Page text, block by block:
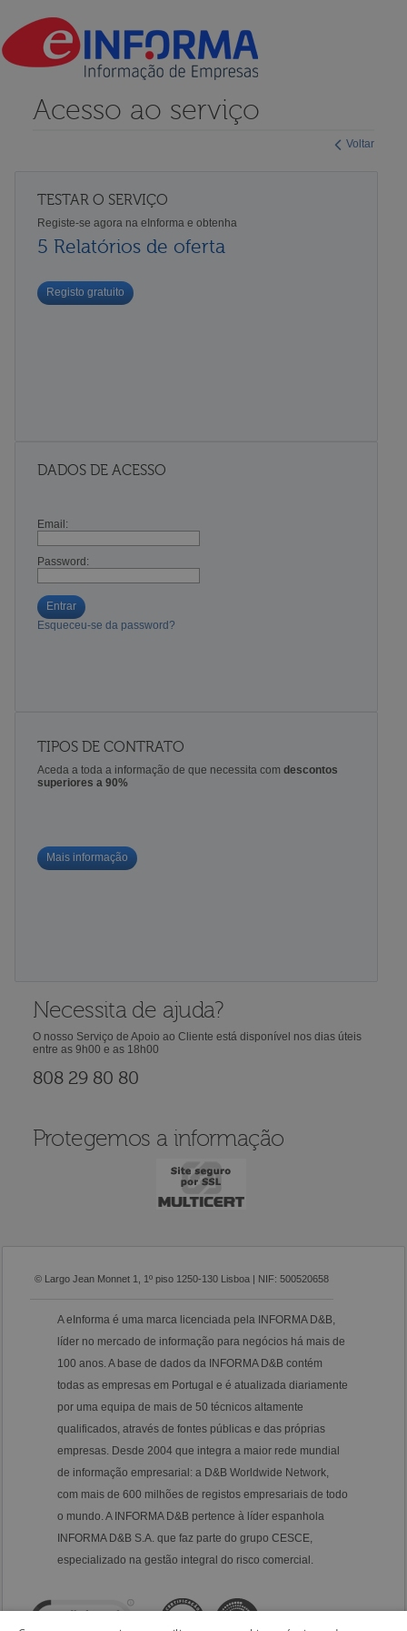
Voltar
Acesso ao serviço
TESTAR O SERVIÇO
Registe-se agora na eInforma e obtenha
5 Relatórios de oferta
Registo gratuito
DADOS DE ACESSO
Email:
Password:
Entrar
Esqueceu-se da password?
TIPOS DE CONTRATO
Aceda a toda a informação de que necessita com descontos
superiores a 90%
Mais informação
Necessita de ajuda?
O nosso Serviço de Apoio ao Cliente está disponível nos dias úteis
entre as 9h00 e as 18h00
808 29 80 80
Protegemos a informação
© Largo Jean Monnet 1, 1º piso 1250-130 Lisboa | NIF: 500520658
A eInforma é uma marca licenciada pela INFORMA D&B,
líder no mercado de informação para negócios há mais de
100 anos. A base de dados da INFORMA D&B contém
todas as empresas em Portugal e é atualizada diariamente
por uma equipa de mais de 50 técnicos altamente
qualificados, através de fontes públicas e das próprias
empresas. Desde 2004 que integra a maior rede mundial
de informação empresarial: a D&B Worldwide Network,
com mais de 600 milhões de registos empresariais de todo
o mundo. A INFORMA D&B pertence à líder espanhola
INFORMA D&B S.A. que faz parte do grupo CESCE,
especializado na gestão integral do risco comercial.